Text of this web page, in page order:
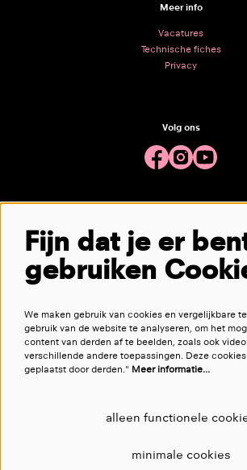
Meer info
Vacatures
Technische fiches
Privacy
Volg ons
Meld je aan voor de
aanmelden
Deze site wordt beschermd door reCAPTCHA, dataverwerking gebeurt in
Addendumvan Google.
Fijn dat je er
gebruiken
We maken gebruik van cookies en vergelijkbare
gebruik van de website te analyseren, om het
content van derden af te beelden, zoals ook
verschillende andere toepassingen. Deze
geplaatst door derden." Meer informatie…
alleen functionele
minimale cookies